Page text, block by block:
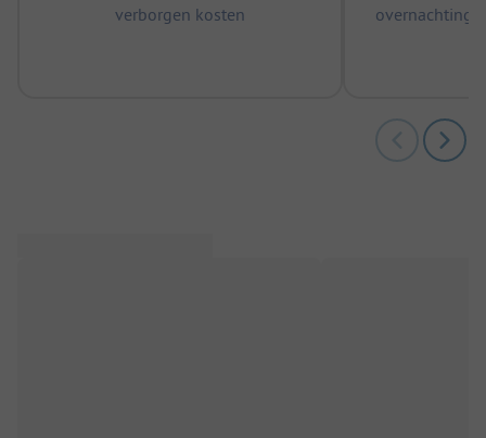
verborgen kosten